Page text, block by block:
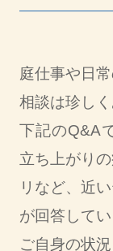
庭仕事や日
相談は珍しく
下記のQ&A
立ち上がり
リなど、近
が回答してい
ご自身の状